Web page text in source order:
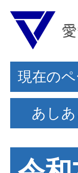
現在の
あしあ